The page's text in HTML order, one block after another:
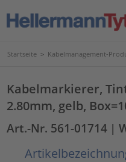
Startseite > Kabelmanagement-
Kabelmarkierer,
2.80mm, gelb,
Art.-Nr. 561-01714 |